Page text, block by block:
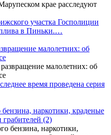
участка Госполиции
в Пиньки.…
малолетних: об
время проведена серия
наркотики, краденые
(2)